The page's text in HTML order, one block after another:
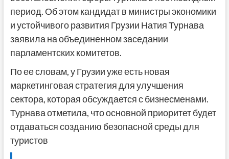
период. Об этом кандидат в министры экономики
и устойчивого развития Грузии Натия Турнава
заявила на объединенном заседании
парламентских комитетов.
По ее словам, у Грузии уже есть новая
маркетинговая стратегия для улучшения
сектора, которая обсуждается с бизнесменами.
Турнава отметила, что основной приоритет будет
отдаваться созданию безопасной среды для
туристов